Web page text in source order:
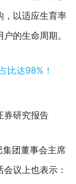
，以适应生育率
的生命周期。
券研究报告
团董事会主席
议上也表示：